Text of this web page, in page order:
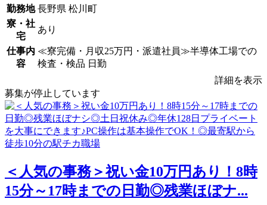
勤務地 長野県 松川町
寮・社
宅
あり
仕事内
容
≪寮完備・月収25万円・派遣社員≫半導体工場での
検査・検品 日勤
詳細を表示
募集が停止しています
＜人気の事務＞祝い金10万円あり！8時
15分～17時までの日勤◎残業ほぼナ...